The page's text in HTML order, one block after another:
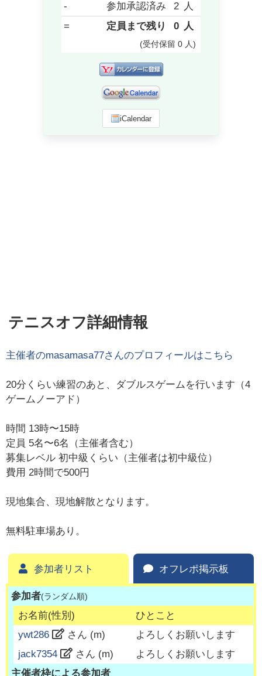
-
参加承認済み 2 人
=
定員まで残り 0 人
(受付保留 0 人)
iCalendar
テニスオフ詳細情報
主催者のmasamasa77さんのプロフィールはこちら
20分くらい練習のあと、ダブルスゲームを行います（4
ゲームノーアド）
時間 13時〜15時
定員 5名〜6名（主催者含む）
募集レベル 初中級くらい（主催者は初中級位）
費用 2時間で500円
現地集合、現地解散となります。
無料駐車場あり。
参加者リスト オフレポ掲示板
参加者(ランダム順)
お名前(性別)
ひとこと
ywt286
さん (m)
よろしくお願いします
jack7354
さん (m)
よろしくお願いします
主催者枠による参加者